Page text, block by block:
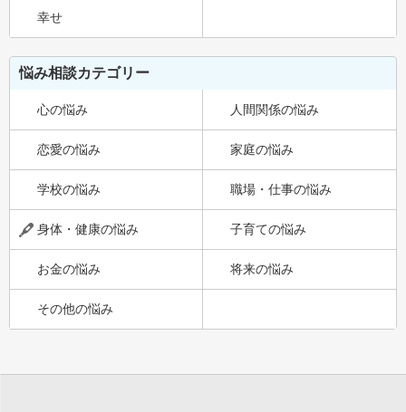
幸せ
悩み相談カテゴリー
心の悩み 人間関係の悩み
恋愛の悩み 家庭の悩み
学校の悩み 職場・仕事の悩み
身体・健康の悩み 子育ての悩み
お金の悩み 将来の悩み
その他の悩み